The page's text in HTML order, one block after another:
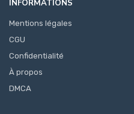
INFORMATIONS
Mentions légales
CGU
Confidentialité
À propos
DMCA